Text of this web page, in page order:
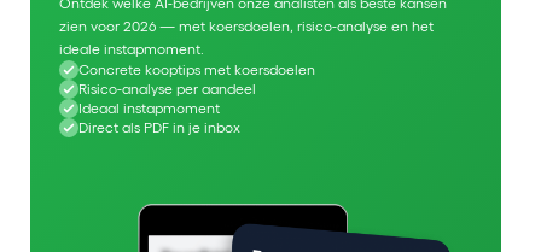
zien voor 2026 — met koersdoelen, risico-analyse en het
ideale instapmoment.
Concrete kooptips met koersdoelen
Risico-analyse per aandeel
Ideaal instapmoment
Direct als PDF in je inbox